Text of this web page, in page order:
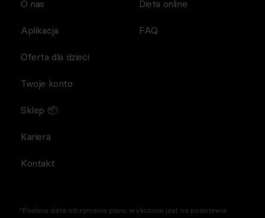
O nas
Aplikacja
Dieta online
FAQ
Oferta dla dzieci
Twoje konto
Sklep 📦
Kariera
Kontakt
*Podana data otrzymania planu wyliczona jest na podstawie